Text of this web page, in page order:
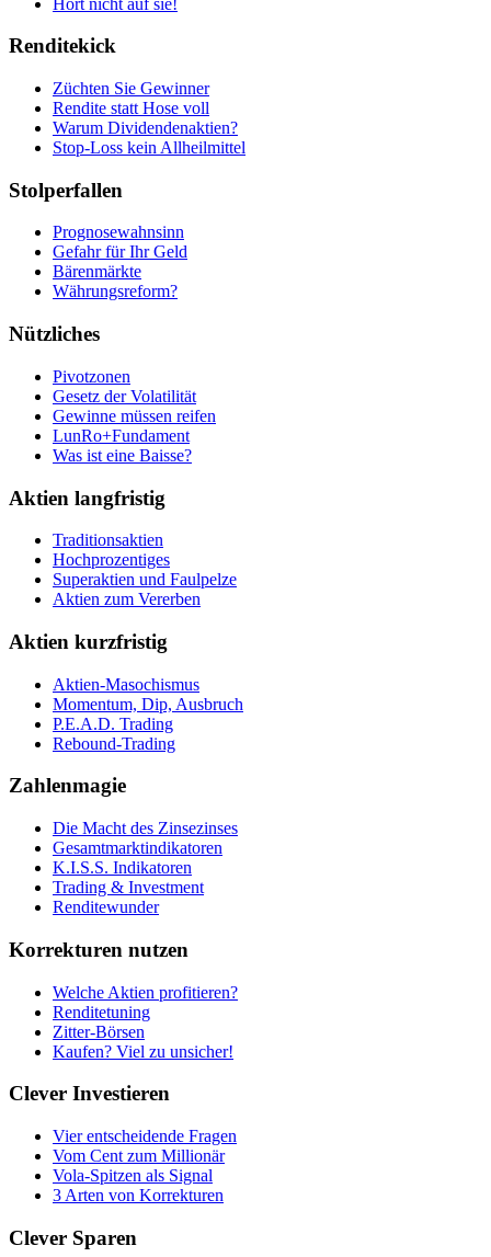
Renditekick
Züchten Sie Gewinner
Rendite statt Hose voll
Warum Dividendenaktien?
Stop-Loss kein Allheilmittel
Stolperfallen
Prognosewahnsinn
Gefahr für Ihr Geld
Bärenmärkte
Währungsreform?
Nützliches
Pivotzonen
Gesetz der Volatilität
Gewinne müssen reifen
LunRo+Fundament
Was ist eine Baisse?
Aktien langfristig
Traditionsaktien
Hochprozentiges
Superaktien und Faulpelze
Aktien zum Vererben
Aktien kurzfristig
Aktien-Masochismus
Momentum, Dip, Ausbruch
P.E.A.D. Trading
Rebound-Trading
Zahlenmagie
Die Macht des Zinsezinses
Gesamtmarktindikatoren
K.I.S.S. Indikatoren
Trading & Investment
Renditewunder
Korrekturen nutzen
Welche Aktien profitieren?
Renditetuning
Zitter-Börsen
Kaufen? Viel zu unsicher!
Clever Investieren
Vier entscheidende Fragen
Vom Cent zum Millionär
Vola-Spitzen als Signal
3 Arten von Korrekturen
Clever Sparen